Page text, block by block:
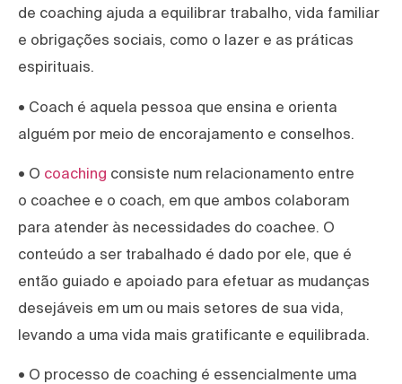
de coaching ajuda a equilibrar trabalho, vida familiar
e obrigações sociais, como o lazer e as práticas
espirituais.
• Coach é aquela pessoa que ensina e orienta
alguém por meio de encorajamento e conselhos.
• O coaching consiste num relacionamento entre
o coachee e o coach, em que ambos colaboram
para atender às necessidades do coachee. O
conteúdo a ser trabalhado é dado por ele, que é
então guiado e apoiado para efetuar as mudanças
desejáveis em um ou mais setores de sua vida,
levando a uma vida mais gratificante e equilibrada.
• O processo de coaching é essencialmente uma